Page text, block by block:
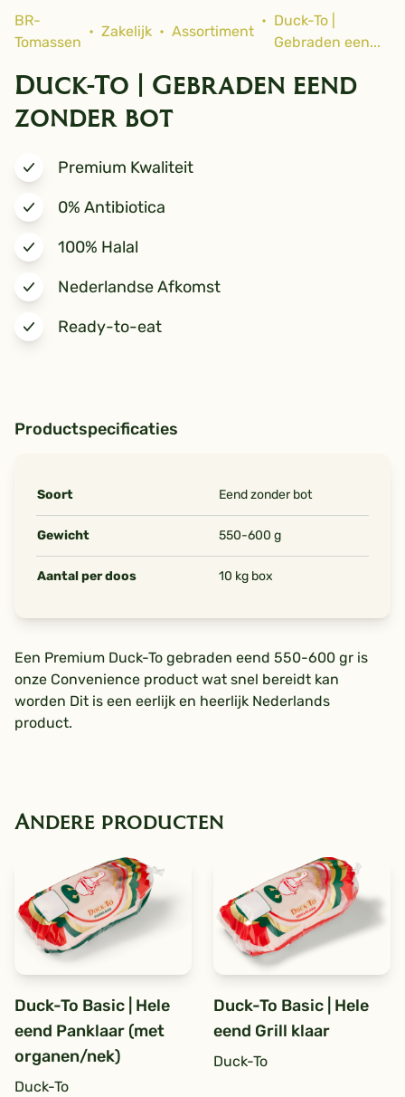
BR-
Tomassen
• Zakelijk • Assortiment
• Duck-To |
Gebraden een...
Duck-To | Gebraden eend
zonder bot
Premium Kwaliteit
0% Antibiotica
100% Halal
Nederlandse Afkomst
Ready-to-eat
Productspecificaties
Soort Eend zonder bot
Gewicht 550-600 g
Aantal per doos 10 kg box
Een Premium Duck-To gebraden eend 550-600 gr is
onze Convenience product wat snel bereidt kan
worden Dit is een eerlijk en heerlijk Nederlands
product.
Andere producten
Duck-To Basic | Hele
eend Panklaar (met
organen/nek)
Duck-To
Duck-To Basic | Hele
eend Grill klaar
Duck-To